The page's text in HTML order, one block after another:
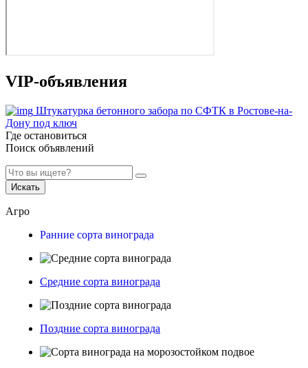
VIP-объявления
Штукатурка бетонного забора по СФТК в Ростове-на-
Дону под ключ
Где остановиться
Поиск объявлений
Искать
Агро
Ранние сорта винограда
Средние сорта винограда
Поздние сорта винограда